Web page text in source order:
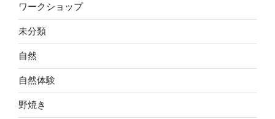
ワークショップ
未分類
自然
自然体験
野焼き